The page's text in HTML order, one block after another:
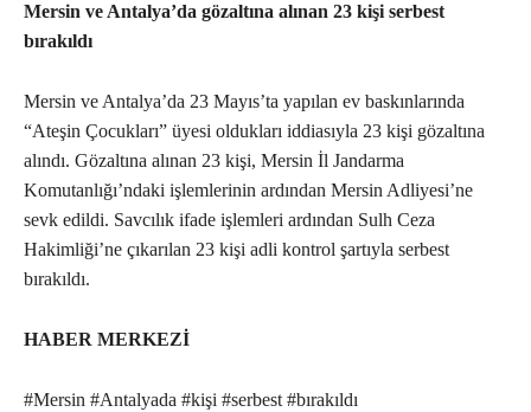
Mersin ve Antalya’da gözaltına alınan 23 kişi serbest
bırakıldı
Mersin ve Antalya’da 23 Mayıs’ta yapılan ev baskınlarında
“Ateşin Çocukları” üyesi oldukları iddiasıyla 23 kişi gözaltına
alındı. Gözaltına alınan 23 kişi, Mersin İl Jandarma
Komutanlığı’ndaki işlemlerinin ardından Mersin Adliyesi’ne
sevk edildi. Savcılık ifade işlemleri ardından Sulh Ceza
Hakimliği’ne çıkarılan 23 kişi adli kontrol şartıyla serbest
bırakıldı.
HABER MERKEZİ
#Mersin #Antalyada #kişi #serbest #bırakıldı